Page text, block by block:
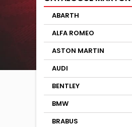
ABARTH
ALFA ROMEO
ASTON MARTIN
AUDI
BENTLEY
BMW
BRABUS